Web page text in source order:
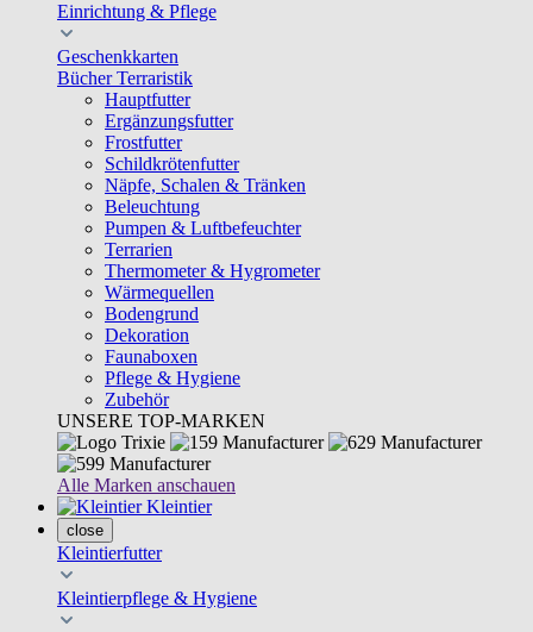
Einrichtung & Pflege
Geschenkkarten
Bücher Terraristik
Hauptfutter
Ergänzungsfutter
Frostfutter
Schildkrötenfutter
Näpfe, Schalen & Tränken
Beleuchtung
Pumpen & Luftbefeuchter
Terrarien
Thermometer & Hygrometer
Wärmequellen
Bodengrund
Dekoration
Faunaboxen
Pflege & Hygiene
Zubehör
UNSERE TOP-MARKEN
Alle Marken anschauen
Kleintier
close
Kleintierfutter
Kleintierpflege & Hygiene